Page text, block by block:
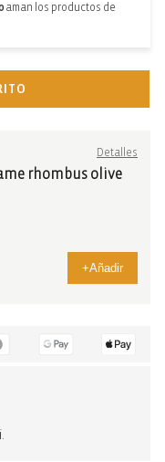
aman los productos de
Detalles
rhombus olive
+Añadir